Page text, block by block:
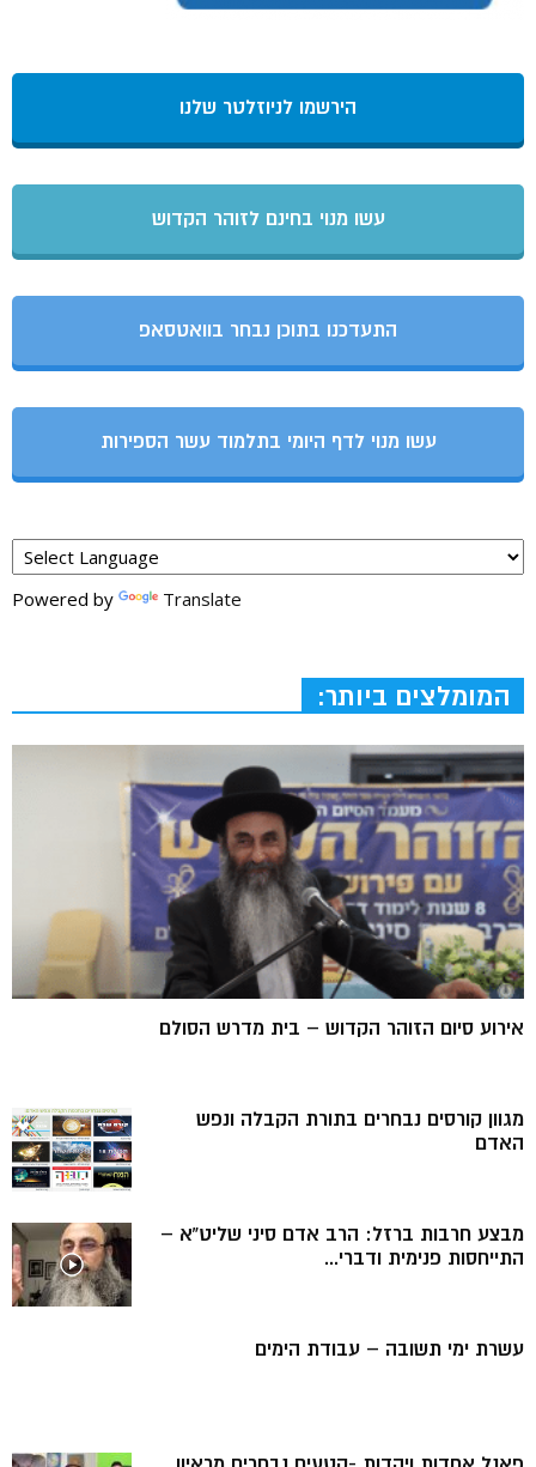
הירשמו לניוזלטר שלנו
עשו מנוי בחינם לזוהר הקדוש
התעדכנו בתוכן נבחר בוואטסאפ
עשו מנוי לדף היומי בתלמוד עשר הספירות
Powered by Translate
המומלצים ביותר:
אירוע סיום הזוהר הקדוש – בית מדרש הסולם
מגוון קורסים נבחרים בתורת הקבלה ונפש
האדם
מבצע חרבות ברזל: הרב אדם סיני שליט”א –
התייחסות פנימית ודברי...
עשרת ימי תשובה – עבודת הימים